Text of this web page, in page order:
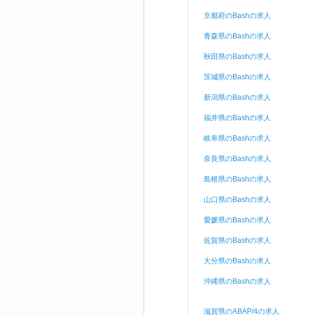
京都府のBashの求人
青森県のBashの求人
秋田県のBashの求人
茨城県のBashの求人
新潟県のBashの求人
福井県のBashの求人
岐阜県のBashの求人
奈良県のBashの求人
島根県のBashの求人
山口県のBashの求人
愛媛県のBashの求人
佐賀県のBashの求人
大分県のBashの求人
沖縄県のBashの求人
滋賀県のABAP/4の求人